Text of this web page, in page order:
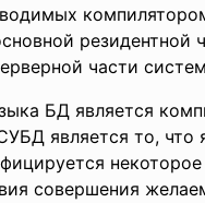
части
БД является
является то, что
совершения